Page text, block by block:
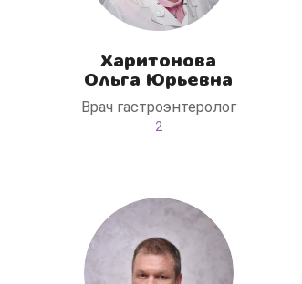
Харитонова
Ольга Юрьевна
Врач гастроэнтеролог
2
Жмите "Хочу" и мы свяжемся с Вами по телефону и
расскажем подробнее!
Нет, спасибо